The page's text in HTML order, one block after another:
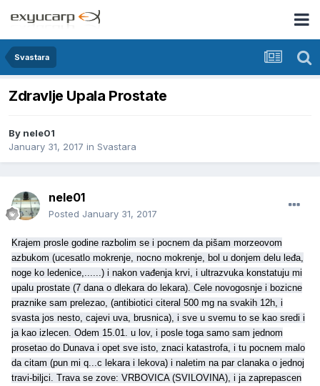
Svastara
Zdravlje Upala Prostate
By nele01
January 31, 2017 in Svastara
nele01
Posted January 31, 2017
Krajem prosle godine razbolim se i pocnem da pišam morzeovom
azbukom (ucesatlo mokrenje, nocno mokrenje, bol u donjem delu leđa,
noge ko ledenice,......) i nakon vađenja krvi, i ultrazvuka konstatuju mi
upalu prostate (7 dana o dlekara do lekara). Cele novogosnje i bozicne
praznike sam prelezao, (antibiotici citeral 500 mg na svakih 12h, i
svasta jos nesto, cajevi uva, brusnica), i sve u svemu to se kao sredi i
ja kao izlecen. Odem 15.01. u lov, i posle toga samo sam jednom
prosetao do Dunava i opet sve isto, znaci katastrofa, i tu pocnem malo
da citam (pun mi q...c lekara i lekova) i naletim na par clanaka o jednoj
travi-biljci. Trava se zove: VRBOVICA (SVILOVINA), i ja zaprepascen